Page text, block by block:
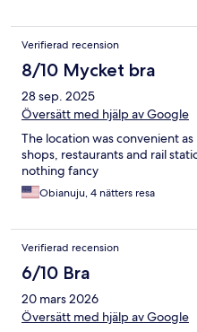
Verifierad recension
8/10 Mycket bra
28 sep. 2025
Översätt med hjälp av Google
The location was convenient
shops, restaurants and rail
nothing fancy
Obianuju, 4 nätters resa
Verifierad recension
6/10 Bra
20 mars 2026
Översätt med hjälp av Google